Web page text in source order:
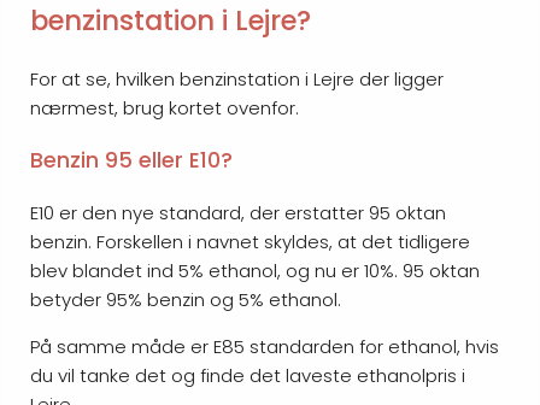
benzinstation i Lejre?
For at se, hvilken benzinstation i Lejre der ligger
nærmest, brug kortet ovenfor.
Benzin 95 eller E10?
E10 er den nye standard, der erstatter 95 oktan
benzin. Forskellen i navnet skyldes, at det tidligere
blev blandet ind 5% ethanol, og nu er 10%. 95 oktan
betyder 95% benzin og 5% ethanol.
På samme måde er E85 standarden for ethanol, hvis
du vil tanke det og finde det laveste ethanolpris i